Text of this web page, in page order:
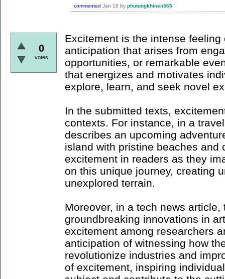
commented Jan 16 by phutungkhinen365
0
votes
Excitement is the intense
anticipation that arises from
opportunities, or remarkable
that energizes and motivates
explore, learn, and seek novel
In the submitted texts,
contexts. For instance, in a
describes an upcoming
island with pristine beaches and
excitement in readers as they
on this unique journey, creating
unexplored terrain.
Moreover, in a tech news
groundbreaking innovations in
excitement among researchers
anticipation of witnessing how
revolutionize industries and
of excitement, inspiring